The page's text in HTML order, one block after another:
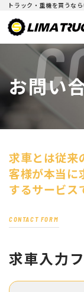
トラック・重機を買うな
お問い
求車とは従来
客様が本当に
するサービス
CONTACT FORM
求車入力